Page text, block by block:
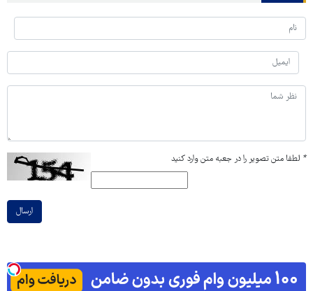
* لطفا متن تصویر را در جعبه متن وارد کنید
ارسال